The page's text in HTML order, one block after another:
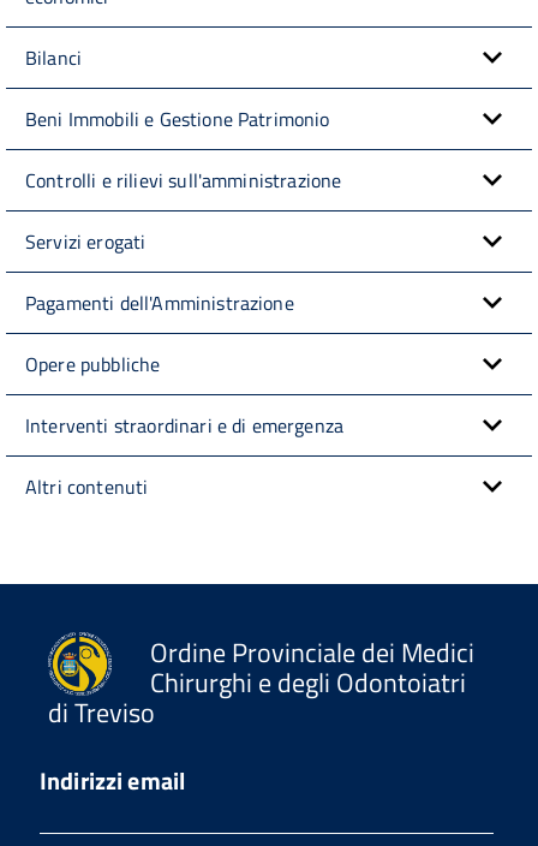
Bilanci
Beni Immobili e Gestione Patrimonio
Controlli e rilievi sull'amministrazione
Servizi erogati
Pagamenti dell'Amministrazione
Opere pubbliche
Interventi straordinari e di emergenza
Altri contenuti
Ordine Provinciale dei Medici
Chirurghi e degli Odontoiatri
di Treviso
Indirizzi email